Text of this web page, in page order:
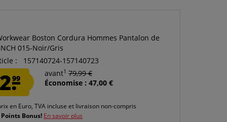
Boston Cordura Hommes Pantalon de
015-Noir/Gris
:
157140724-157140723
99
avant1 79,99 €
Économise : 47,00 €
en Euro, TVA incluse et livraison non-compris
Points Bonus! En savoir plus